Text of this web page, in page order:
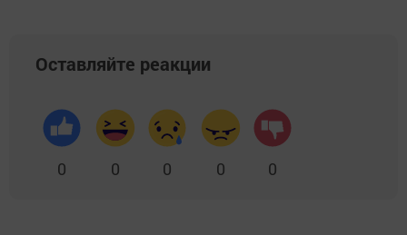
Оставляйте реакции
0 0 0 0 0